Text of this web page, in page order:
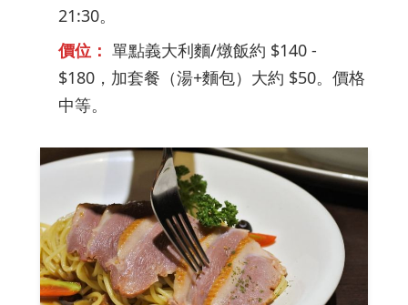
21:30。
價位： 單點義大利麵/燉飯約 $140 -
$180，加套餐（湯+麵包）大約 $50。價格
中等。